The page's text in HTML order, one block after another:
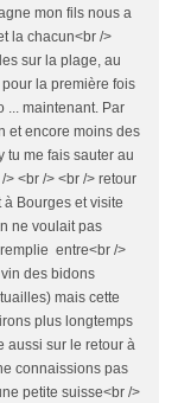
mon fils nous a
la chacun<br />
sur la plage, au
la première fois
... maintenant. Par
et encore moins des
me fais sauter au
<br /> <br /> retour
Bourges et visite
ne voulait pas
entre<br />
des bidons
mais cette
plus longtemps
aussi sur le retour à
connaissions pas
petite suisse<br />